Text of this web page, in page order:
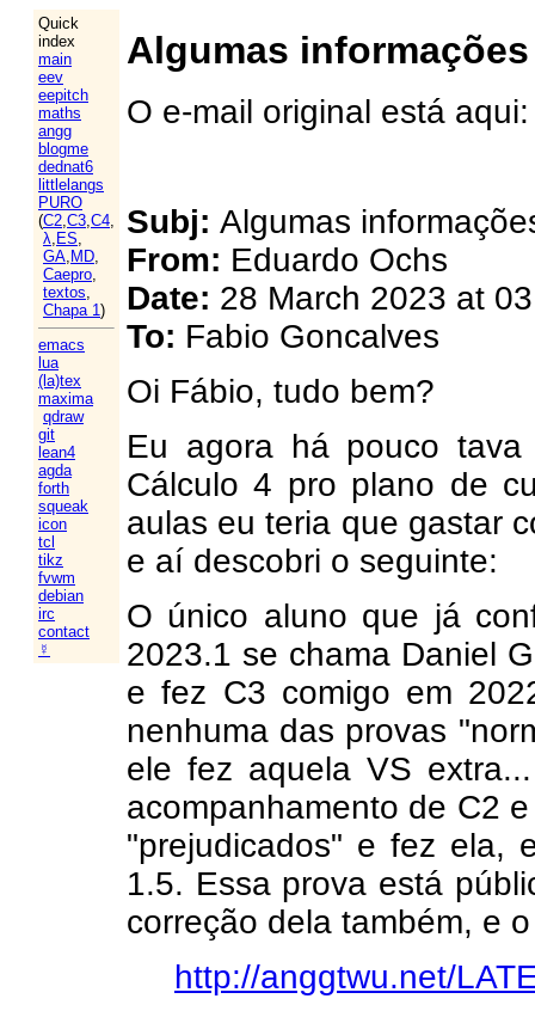
Quick
index
main
eev
eepitch
maths
angg
blogme
dednat6
littlelangs
PURO
(C2,C3,C4,
λ, ES,
GA, MD,
Caepro,
textos,
Chapa 1)
emacs
lua
(la)tex
maxima
qdraw
git
lean4
agda
forth
squeak
icon
tcl
tikz
fvwm
debian
irc
contact
☿
Algumas
O e-mail original está
Subj: Algumas
From: Eduardo Ochs
Date: 28 March 2023 at
To: Fabio Goncalves
Oi Fábio, tudo bem?
Eu agora há pouco
Cálculo 4 pro plano de
aulas eu teria que gastar
e aí descobri o seguinte:
O único aluno que já
2023.1 se chama Daniel
e fez C3 comigo em
nenhuma das provas
ele fez aquela VS
acompanhamento de C2
"prejudicados" e fez ela,
1.5. Essa prova está
correção dela também, e
http://anggtwu.net/